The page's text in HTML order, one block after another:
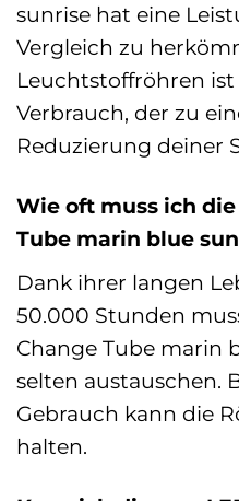
sunrise hat eine
Vergleich zu
Leuchtstoffröhren
Verbrauch, der zu
Reduzierung deiner
Wie oft muss ich die
Tube marin blue
Dank ihrer langen
50.000 Stunden
Change Tube marin
selten austauschen.
Gebrauch kann die
halten.